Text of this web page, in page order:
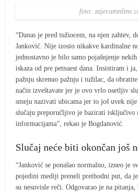
foto:
“Danas je pred tužiocem, na njen zahtev,
Janković. Nije izosio nikakve kardinalne
jednostavno je bilo samo pojašnjenje
iskaza od pre petnaest dana. Insistiram i
pažnju skrenuo pažnju i tužilac, da
način izveštavate jer je ovo vrlo osetljiv
smeju nazivati ubicama jer to još uvek
slučaju preporučljivo je bazirati isključivo
informacijama”, rekao je Bogdanović.
Slučaj neće biti okončan još
“Janković se ponašao normalno, izneo je
pojedini mediji preneli prethodni put, da
su nesuvisle reči. Odgovarao je na pitanja,